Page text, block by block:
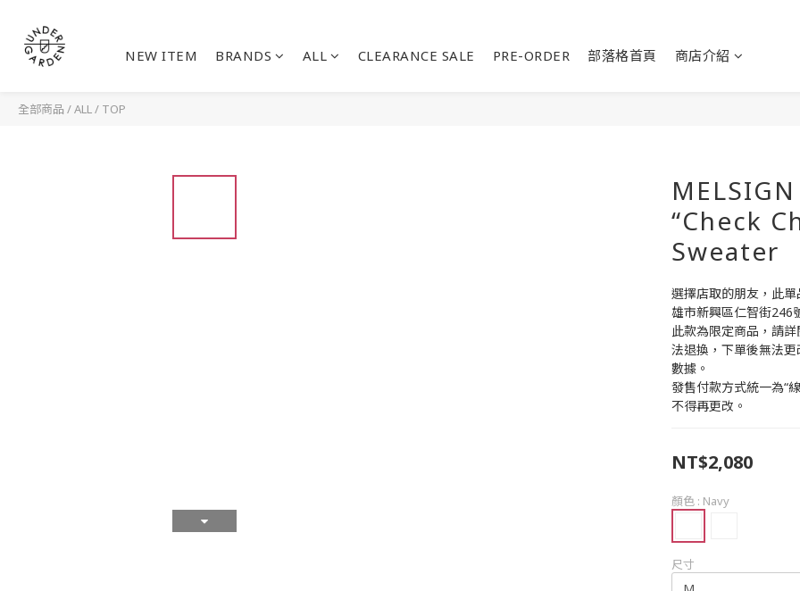
NEW ITEM BRANDS ALL CLEARANCE SALE PRE-ORDER 部落格首頁 商店介紹
全部商品 /ALL/ TOP
“Check
Sweater
選擇店取的朋友，此
雄市新興區仁智街246
此款為限定商品，請
法退換，下單後無法
數據。
發售付款方式統一為“
不得再更改。
NT$2,080
顏色 : Navy
尺寸